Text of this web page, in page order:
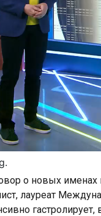
о новых именах
лауреат